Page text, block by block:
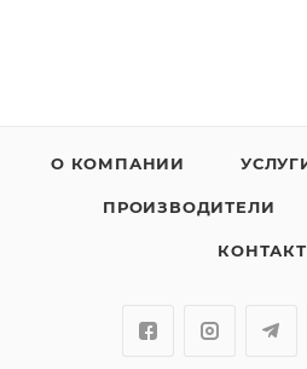
О КОМПАНИИ
ПРОИЗВОДИТЕЛИ